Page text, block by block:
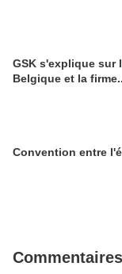
GSK s'explique sur
Belgique et la
Convention entre
Commentaires